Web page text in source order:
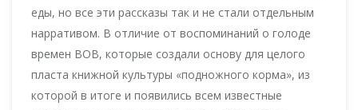
еды, но все эти рассказы так и не стали отдельным
нарративом. В отличие от воспоминаний о голоде
времен ВОВ, которые создали основу для целого
пласта книжной культуры «подножного корма», из
которой в итоге и появились всем известные